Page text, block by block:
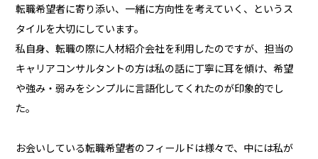
転職希望者に寄り添い、一緒に方向性を考えていく、というス
タイルを大切にしています。
私自身、転職の際に人材紹介会社を利用したのですが、担当の
キャリアコンサルタントの方は私の話に丁寧に耳を傾け、希望
や強み・弱みをシンプルに言語化してくれたのが印象的でし
た。
お会いしている転職希望者のフィールドは様々で、中には私が